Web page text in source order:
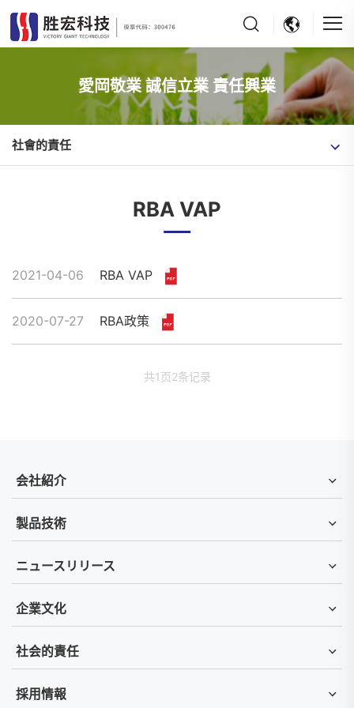
愛岡敬業 誠信立業 責任興業
社會的責任
RBA VAP
2021-04-06 RBA VAP
2020-07-27 ​RBA政策
共1页2条记录
会社紹介
製品技術
ニュースリリース
企業文化
社会的責任
採用情報